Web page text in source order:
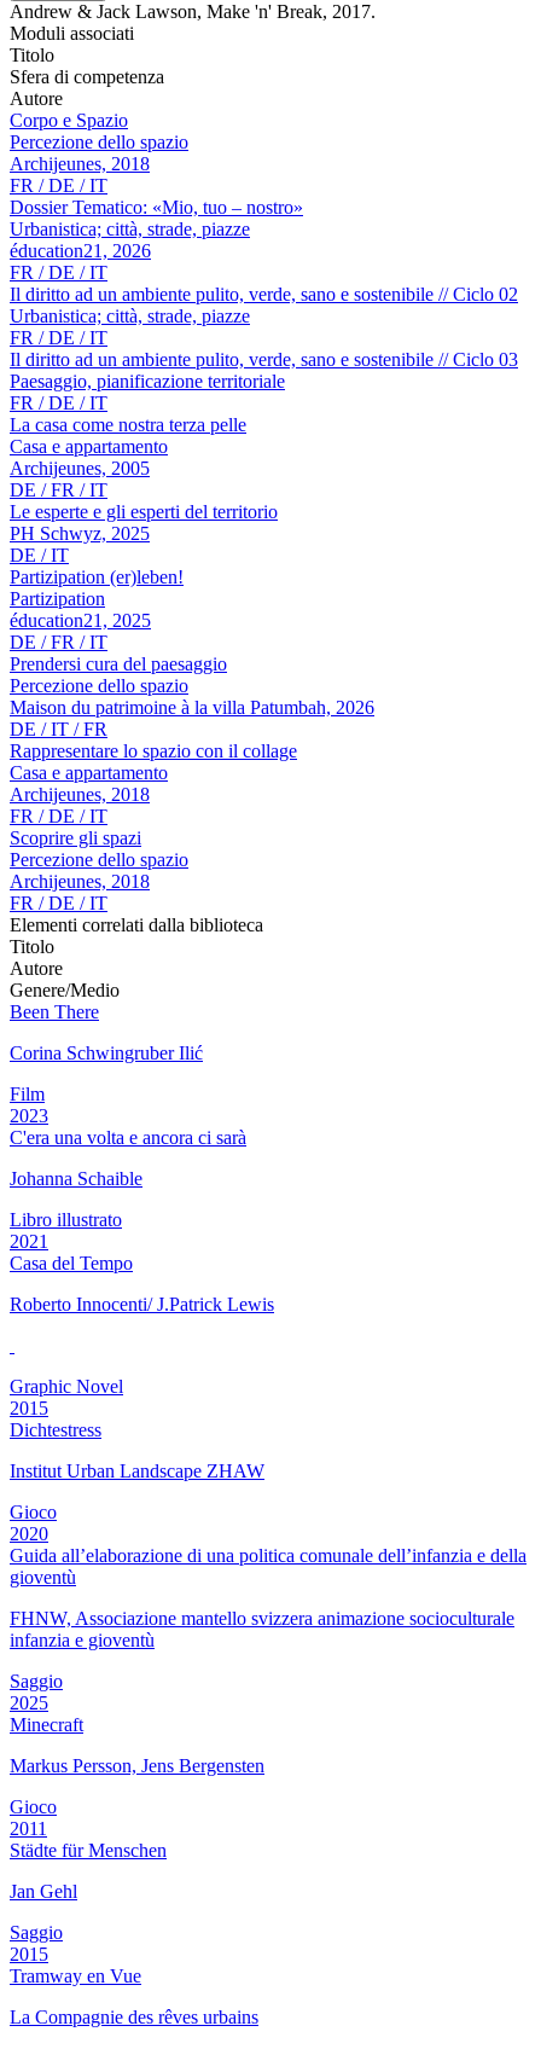
Andrew & Jack Lawson, Make 'n' Break, 2017.
Moduli associati
Titolo
Sfera di competenza
Autore
Corpo e Spazio
Percezione dello spazio
Archijeunes, 2018
FR / DE / IT
Dossier Tematico: «Mio, tuo – nostro»
Urbanistica; città, strade, piazze
éducation21, 2026
FR / DE / IT
Il diritto ad un ambiente pulito, verde, sano e sostenibile // Ciclo 02
Urbanistica; città, strade, piazze
FR / DE / IT
Il diritto ad un ambiente pulito, verde, sano e sostenibile // Ciclo 03
Paesaggio, pianificazione territoriale
FR / DE / IT
La casa come nostra terza pelle
Casa e appartamento
Archijeunes, 2005
DE / FR / IT
Le esperte e gli esperti del territorio
PH Schwyz, 2025
DE / IT
Partizipation (er)leben!
Partizipation
éducation21, 2025
DE / FR / IT
Prendersi cura del paesaggio
Percezione dello spazio
Maison du patrimoine à la villa Patumbah, 2026
DE / IT / FR
Rappresentare lo spazio con il collage
Casa e appartamento
Archijeunes, 2018
FR / DE / IT
Scoprire gli spazi
Percezione dello spazio
Archijeunes, 2018
FR / DE / IT
Elementi correlati dalla biblioteca
Titolo
Autore
Genere/Medio
Been There
Corina Schwingruber Ilić
Film
2023
C'era una volta e ancora ci sarà
Johanna Schaible
Libro illustrato
2021
Casa del Tempo
Roberto Innocenti/ J.Patrick Lewis
Graphic Novel
2015
Dichtestress
Institut Urban Landscape ZHAW
Gioco
2020
Guida all’elaborazione di una politica comunale dell’infanzia e della
gioventù
FHNW, Associazione mantello svizzera animazione socioculturale
infanzia e gioventù
Saggio
2025
Minecraft
Markus Persson, Jens Bergensten
Gioco
2011
Städte für Menschen
Jan Gehl
Saggio
2015
Tramway en Vue
La Compagnie des rêves urbains